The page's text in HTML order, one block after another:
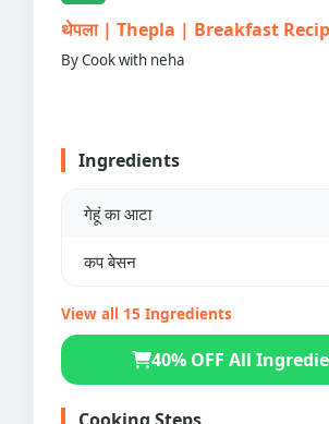
थेपला | Thepla | Breakfast
By Cook with neha
Ingredients
गेहूं का आटा
कप बेसन
View all 15 Ingredients
40% OFF All